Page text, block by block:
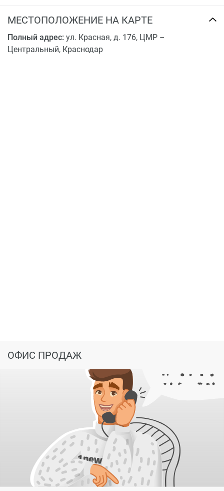
застройщика в Краснодаре, избавьте себя от будущих
МЕСТОПОЛОЖЕНИЕ НА КАРТЕ
Полный адрес: ул. Красная, д. 176, ЦМР –
Центральный, Краснодар
ОФИС ПРОДАЖ